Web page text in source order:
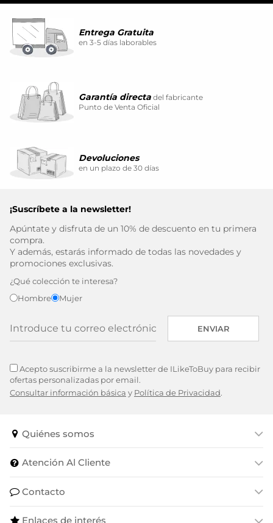
Entrega Gratuita
en 3-5 días laborables
Garantía directa del fabricante
Punto de Venta Oficial
Devoluciones
en un plazo de 30 días
¡Suscríbete a la newsletter!
Apúntate y disfruta de un 10% de descuento en tu primera
compra.
Y además, estarás informado de todas las novedades y
promociones exclusivas.
¿Qué colección te interesa?
Hombre
Mujer
ENVIAR
Acepto suscribirme a la newsletter de ILikeToBuy para recibir
ofertas personalizadas por email.
Consultar información básica y Política de Privacidad.
Quiénes somos
Atención Al Cliente
Contacto
Enlaces de interés